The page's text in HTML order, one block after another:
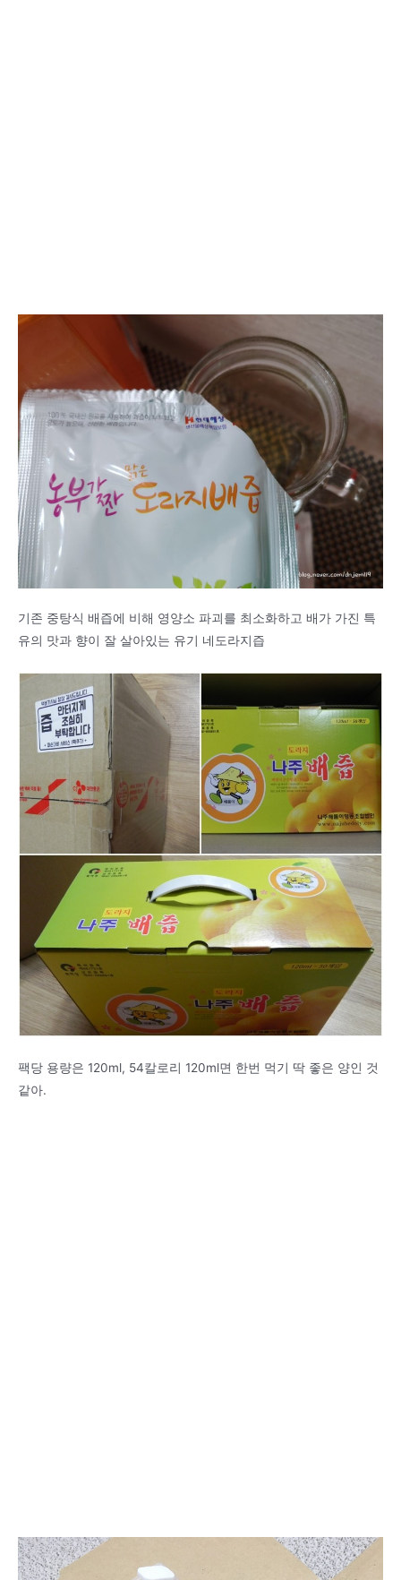
기존 중탕식 배즙에 비해 영양소 파괴를 최소화하고 배가 가진 특
유의 맛과 향이 잘 살아있는 유기 네도라지즙
팩당 용량은 120ml, 54칼로리 120ml면 한번 먹기 딱 좋은 양인 것
같아.